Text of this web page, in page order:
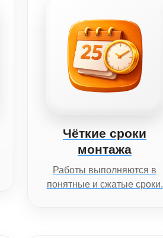
Чёткие сроки
монтажа
Работы выполняются в
понятные и сжатые сроки.